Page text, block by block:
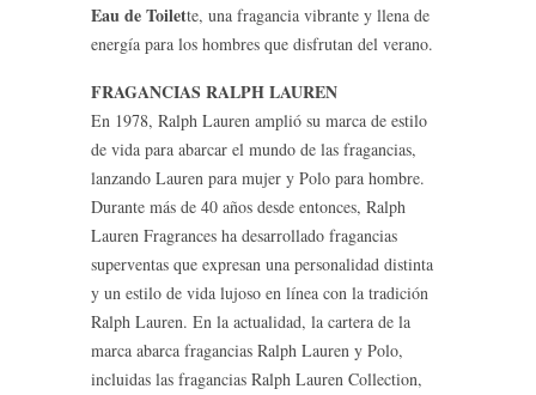
Eau de Toilette, una fragancia vibrante y llena de
energía para los hombres que disfrutan del verano.
FRAGANCIAS RALPH LAUREN
En 1978, Ralph Lauren amplió su marca de estilo
de vida para abarcar el mundo de las fragancias,
lanzando Lauren para mujer y Polo para hombre.
Durante más de 40 años desde entonces, Ralph
Lauren Fragrances ha desarrollado fragancias
superventas que expresan una personalidad distinta
y un estilo de vida lujoso en línea con la tradición
Ralph Lauren. En la actualidad, la cartera de la
marca abarca fragancias Ralph Lauren y Polo,
incluidas las fragancias Ralph Lauren Collection,